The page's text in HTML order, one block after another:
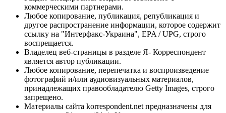
коммерческими партнерами.
Любое копирование, публикация, републикация и
другое распространение информации, которое содержит
ссылку на "Интерфакс-Украина", EPA / UPG, строго
воспрещается.
Владелец веб-страницы в разделе Я- Корреспондент
является автор публикации.
Любое копирование, перепечатка и воспроизведение
фотографий и/или аудиовизуальных материалов,
принадлежащих правообладателю Getty Images, строго
запрещено.
Материалы сайта korrespondent.net предназначены для